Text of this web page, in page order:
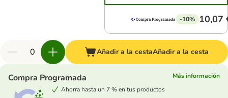
-10% 10,07
Añadir a la cestaAñadir a la cesta
Compra Programada
Más información
Ahorra hasta un 7 % en tus productos